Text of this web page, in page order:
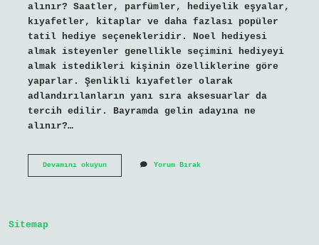
alınır? Saatler, parfümler, hediyelik eşyalar,
kıyafetler, kitaplar ve daha fazlası popüler
tatil hediye seçenekleridir. Noel hediyesi
almak isteyenler genellikle seçimini hediyeyi
almak istedikleri kişinin özelliklerine göre
yaparlar. Şenlikli kıyafetler olarak
adlandırılanların yanı sıra aksesuarlar da
tercih edilir. Bayramda gelin adayına ne
alınır?…
Devamını okuyunRamazan
Yorum Bırak
Sitemap